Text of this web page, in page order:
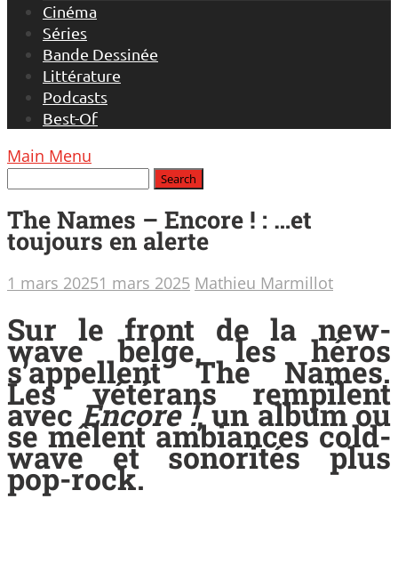
Cinéma
Séries
Bande Dessinée
Littérature
Podcasts
Best-Of
Main Menu
The Names – Encore ! : …et
toujours en alerte
1 mars 20251 mars 2025 Mathieu Marmillot
Sur le front de la new-
wave belge, les héros
s’appellent The Names.
Les vétérans rempilent
avec Encore !, un album ou
se mêlent ambiances cold-
wave et sonorités plus
pop-rock.